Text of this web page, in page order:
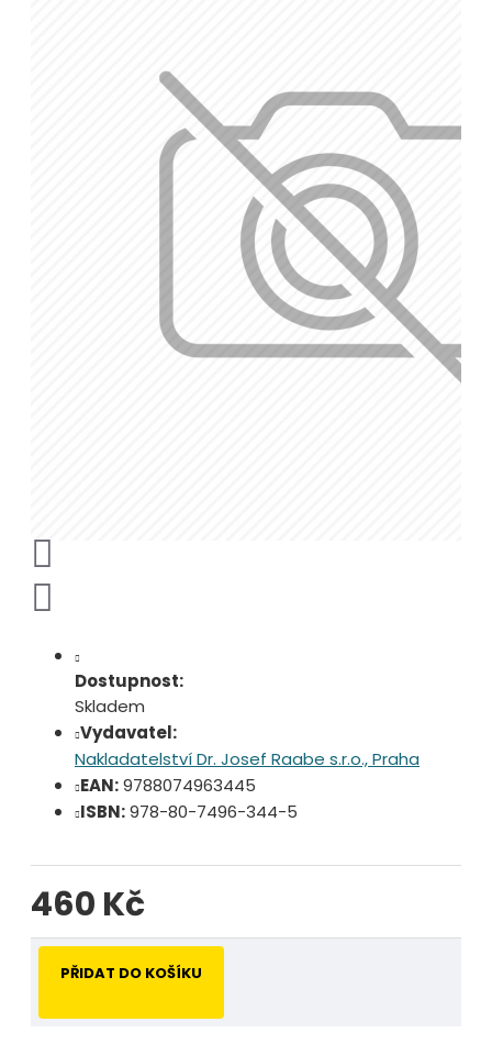
460 Kč
Dostupnost:
Skladem
Vydavatel:
Nakladatelství Dr. Josef Raabe s.r.o., Praha
EAN:9788074963445
ISBN:978-80-7496-344-5
PŘIDAT DO KOŠÍKU